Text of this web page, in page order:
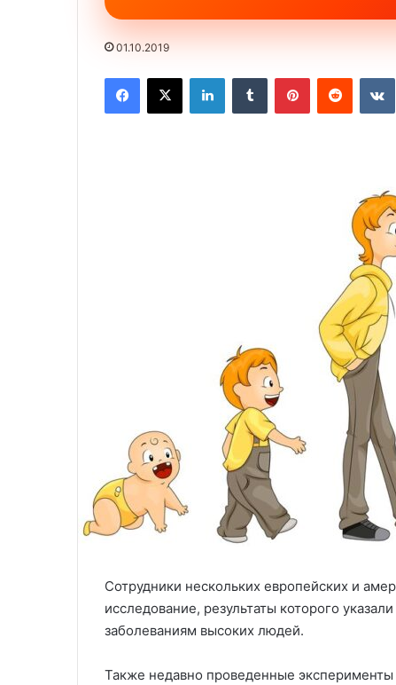
01.10.2019
Сотрудники нескольких европейских и
исследование, результаты которого
заболеваниям высоких людей.
Также недавно проведенные